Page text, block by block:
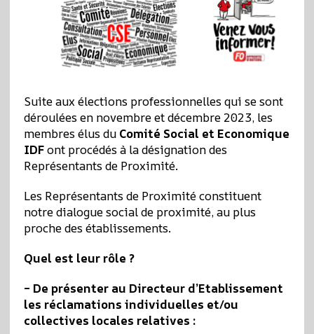
Suite aux élections professionnelles qui se sont
déroulées en novembre et décembre 2023, les
membres élus du Comité Social et Economique
IDFont procédés à la désignation des
Représentants de Proximité.
Les Représentants de Proximité constituent
notre dialogue social de proximité, au plus
proche des établissements.
Quel est leur rôle ?
– De présenter au Directeur d’Etablissement
les réclamations individuelles et/ou
collectives locales relatives :